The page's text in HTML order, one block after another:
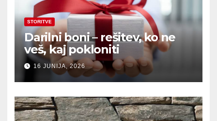
STORITVE
Darilni boni – rešitev, ko ne
veš, kaj pokloniti
16 JUNIJA, 2026